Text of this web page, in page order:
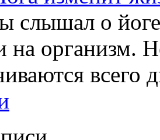
слышал о
на организм.
всего